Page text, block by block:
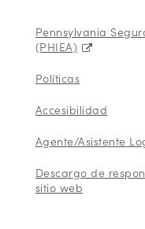
Pennsylvania
(PHIEA)
Políticas
Accesibilidad
Agente/Asistente
Descargo de
sitio web